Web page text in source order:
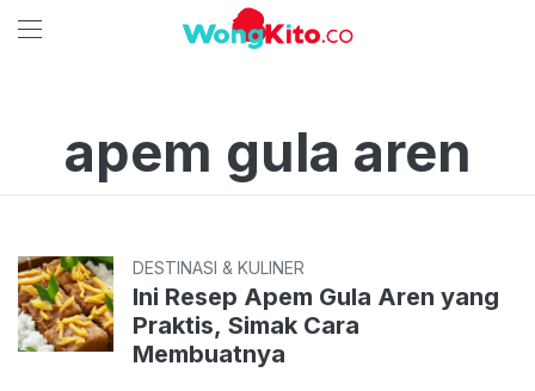
apem gula aren
DESTINASI & KULINER
Ini Resep Apem Gula Aren yang
Praktis, Simak Cara
Membuatnya